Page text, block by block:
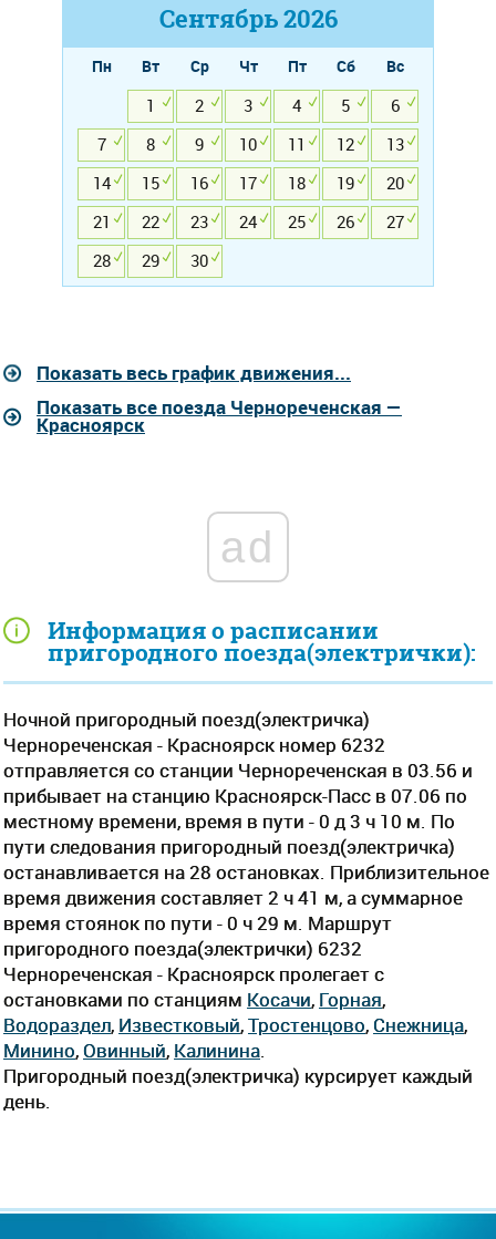
Информация о расписании
пригородного поезда(электрички):
Ночной пригородный поезд(электричка)
Чернореченская - Красноярск номер 6232
отправляется со станции Чернореченская в 03.56 и
прибывает на станцию Красноярск-Пасс в 07.06 по
местному времени, время в пути - 0 д 3 ч 10 м. По
пути следования пригородный поезд(электричка)
останавливается на 28 остановках. Приблизительное
время движения составляет 2 ч 41 м, а суммарное
время стоянок по пути - 0 ч 29 м. Маршрут
пригородного поезда(электрички) 6232
Чернореченская - Красноярск пролегает c
остановками по станциям Косачи, Горная,
Водораздел, Известковый,Тростенцово, Снежница,
Минино,Овинный, Калинина
Пригородный поезд(электричка) курсирует каждый
день.
Сентябрь2026
Пн Вт Ср Чт Пт Сб
Вс
1
2 3 4 5
6
7
8 9 10 11 12
13
14
15 16 17 18 19
20
21
22 23 24 25 26
27
28
29 30
Показать весь график движения...
Показать все поезда Чернореченская —
Красноярск
ad